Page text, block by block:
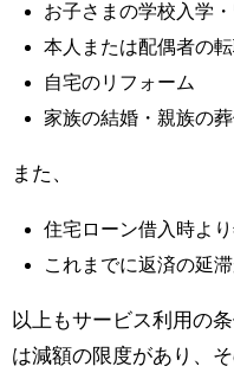
お子さまの学校入学
本人または配偶者の
自宅のリフォーム
家族の結婚・親族の
また、
住宅ローン借入時よ
これまでに返済の延
以上もサービス利用の
は減額の限度があり、